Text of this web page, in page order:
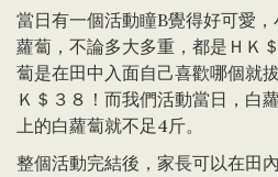
當日有一個活動瞳B覺得好可愛
蘿蔔，不論多大多重，都是ＨＫ
蔔是在田中入面自己喜歡哪個就
Ｋ＄３８！而我們活動當日，白
上的白蘿蔔就不足4斤。
整個活動完結後，家長可以在田